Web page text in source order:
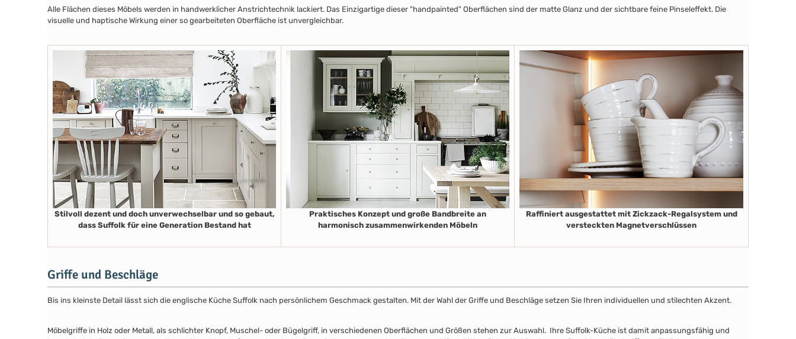
Alle Flächen dieses Möbels werden in handwerklicher Anstrichtechnik lackiert. Das Einzigartige dieser "handpainted" Oberflächen sind der matte Glanz und der sichtbare feine Pinseleffekt. Die
visuelle und haptische Wirkung einer so gearbeiteten Oberfläche ist unvergleichbar.
Stilvoll dezent und doch unverwechselbar und so gebaut,
dass Suffolk für eine Generation Bestand hat
Praktisches Konzept und große Bandbreite an
harmonisch zusammenwirkenden Möbeln
Raffiniert ausgestattet mit Zickzack-Regalsystem und
versteckten Magnetverschlüssen
Griffe und Beschläge
Bis ins kleinste Detail lässt sich die englische Küche Suffolk nach persönlichem Geschmack gestalten. Mit der Wahl der Griffe und Beschläge setzen Sie Ihren individuellen und stilechten Akzent.
Möbelgriffe in Holz oder Metall, als schlichter Knopf, Muschel- oder Bügelgriff, in verschiedenen Oberflächen und Größen stehen zur Auswahl. Ihre Suffolk-Küche ist damit anpassungsfähig und